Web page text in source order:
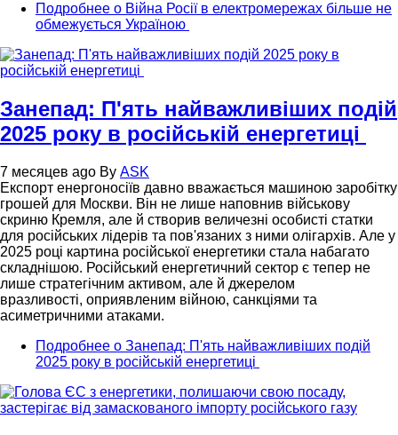
Подробнее о Війна Росії в електромережах більше не
обмежується Україною
Занепад: П'ять найважливіших подій
2025 року в російській енергетиці
7 месяцев ago By ASK
Експорт енергоносіїв давно вважається машиною заробітку
грошей для Москви. Він не лише наповнив військову
скриню Кремля, але й створив величезні особисті статки
для російських лідерів та пов'язаних з ними олігархів. Але у
2025 році картина російської енергетики стала набагато
складнішою. Російський енергетичний сектор є тепер не
лише стратегічним активом, але й джерелом
вразливості, оприявленим війною, санкціями та
асиметричними атаками.
Подробнее о Занепад: П'ять найважливіших подій
2025 року в російській енергетиці